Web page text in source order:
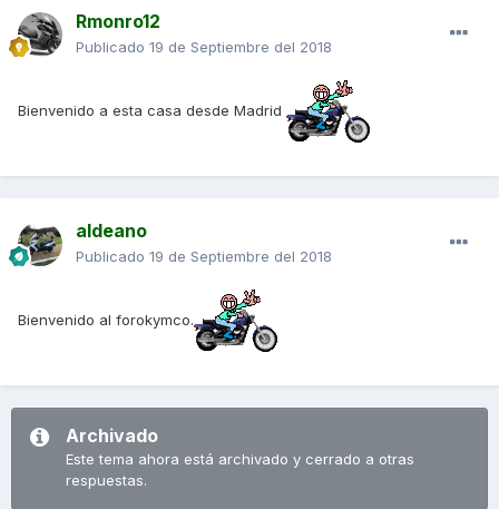
Rmonro12
Publicado 19 de Septiembre del 2018
Bienvenido a esta casa desde Madrid
aldeano
Publicado 19 de Septiembre del 2018
Bienvenido al forokymco.
Archivado
Este tema ahora está archivado y cerrado a otras
respuestas.